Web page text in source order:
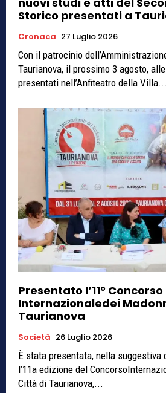
Storico presentati a
Cronaca 27 Luglio 2026
Con il patrocinio
Taurianova, il prossimo 3 agosto,
presentati nell’Anfiteatro della Villa...
Presentato l’11° Concorso
Internazionaledei
Taurianova
Società 26 Luglio 2026
È stata presentata, nella suggestiva
l’11a edizione del
Città di Taurianova,...